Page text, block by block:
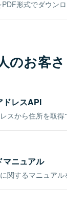
形式でダウンロ
のお客
ドレスAPI
スから住所を取得
マニュアル
関するマニュアル